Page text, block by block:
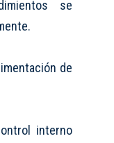
se
de
interno